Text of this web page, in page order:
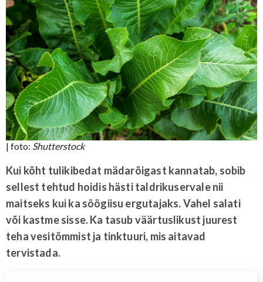
| foto: Shutterstock
Kui kõht tulikibedat mädarõigast kannatab, sobib
sellest tehtud hoidis hästi taldrikuservale nii
maitseks kui ka söögiisu ergutajaks. Vahel salati
või kastme sisse. Ka tasub väärtuslikust juurest
teha vesitõmmist ja tinktuuri, mis aitavad
tervistada.